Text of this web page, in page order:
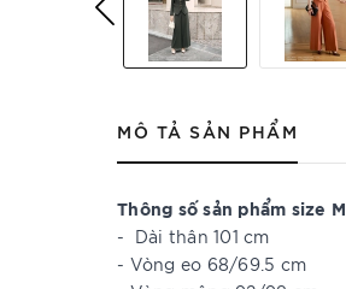
MÔ TẢ SẢN PHẨM
Thông số sản phẩm size M
- Dài thân 101 cm
- Vòng eo 68/69.5 cm